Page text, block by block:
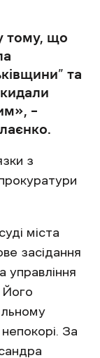
тому, що
та
–
з
міста
засідання
управління
Його
За